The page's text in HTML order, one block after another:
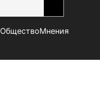
ОбществоМнения